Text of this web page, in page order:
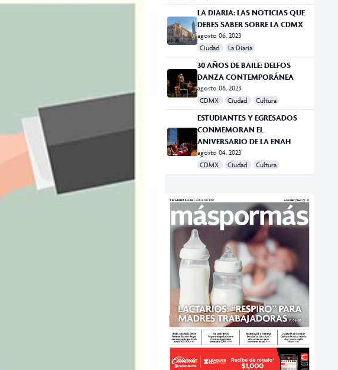
LA DIARIA: LAS NOTICIAS QUE
DEBES SABER SOBRE LA CDMX
agosto 06, 2023
Ciudad
La Diaria
30 AÑOS DE BAILE: DELFOS
DANZA CONTEMPORÁNEA
agosto 06, 2023
CDMX
Ciudad Cultura
ESTUDIANTES Y EGRESADOS
CONMEMORAN EL
ANIVERSARIO DE LA ENAH
agosto 04, 2023
CDMX
Ciudad Cultura